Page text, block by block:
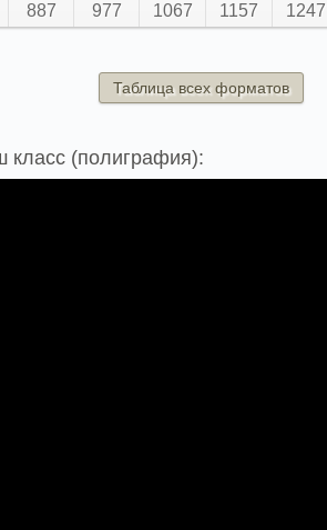
887 977 1067 1157 1247
Таблица всех форматов
(полиграфия):